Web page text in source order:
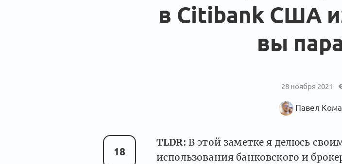
в Citibank США
вы
28 ноября 2021
Павел
18
TLDR: В этой заметке я делюсь
использования банковского и